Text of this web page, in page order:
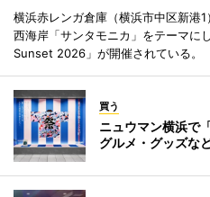
横浜赤レンガ倉庫（横浜市中区新港
西海岸「サンタモニカ」をテーマに
Sunset 2026」が開催されている。
買う
ニュウマン横浜で
グルメ・グッズな